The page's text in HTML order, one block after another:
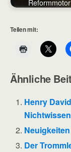
Reformmotor
Teilen mit:
Ähnliche
Henry
Nichtwissen
Der